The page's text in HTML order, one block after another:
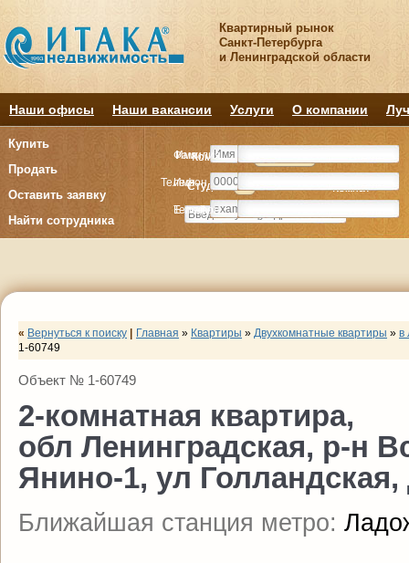
Квартирный рынок
Санкт-Петербурга
и Ленинградской области
Наши офисы Наши вакансии Услуги О компании
Купить
Продать
Оставить заявку
Найти сотрудника
Комнату
Студия Комнат
Комнату
Студия Комнат
Имя
Телефон
E-mail
Фамилия
Имя
Телефон
« Вернуться к поиску Главная » Квартиры » Двухкомнатные квартиры » в
1-60749
Объект № 1-60749
2-комнатная квартира,
обл Ленинградская, р-н
Янино-1, ул Голландская,
Ближайшая станция метро: